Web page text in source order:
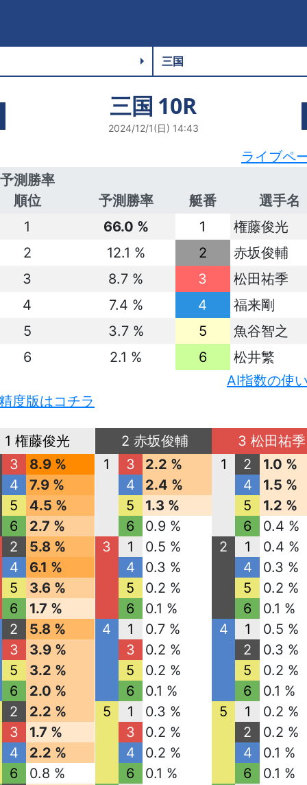
三国 10R
2024/12/1(日) 14:43
ライブペ
予測勝率
順位
予測勝率 艇番
選手名
1
66.0 % 1
権藤俊光
2
12.1 % 2
赤坂俊輔
3
8.7 % 3
松田祐季
4
7.4 % 4
福来剛
5
3.7 % 5
魚谷智之
6
2.1 % 6
松井繁
AI指数の使
度版はコチラ
1 権藤俊光
3
8.9 %
4
7.9 %
5
4.5 %
6
2.7 %
2
5.8 %
4
6.1 %
5
3.6 %
6
1.7 %
2
5.8 %
3
3.9 %
5
3.2 %
6
2.0 %
2
2.2 %
3
1.7 %
4
2.2 %
6
0.8 %
2 赤坂俊輔
1
3
2.2 %
4
2.4 %
5
1.3 %
6
0.9 %
3
1
0.5 %
4
0.3 %
5
0.2 %
6
0.1 %
4
1
0.7 %
3
0.2 %
5
0.2 %
6
0.1 %
5
1
0.3 %
3
0.2 %
4
0.2 %
6
0.1 %
3 松田祐季
1
2
1.0 %
4
1.5 %
5
1.2 %
6
0.4 %
2
1
0.4 %
4
0.3 %
5
0.2 %
6
0.1 %
4
1
0.5 %
2
0.3 %
5
0.2 %
6
0.1 %
5
1
0.2 %
2
0.2 %
4
0.1 %
6
0.1 %